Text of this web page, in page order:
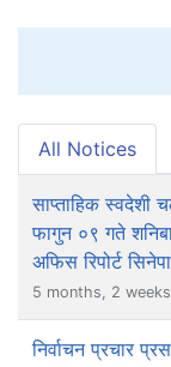
All Notices
साप्ताहिक स्वदेशी
फागुन ०९ गते
अफिस रिपोर्ट
5 months, 2
निर्वाचन प्रचार